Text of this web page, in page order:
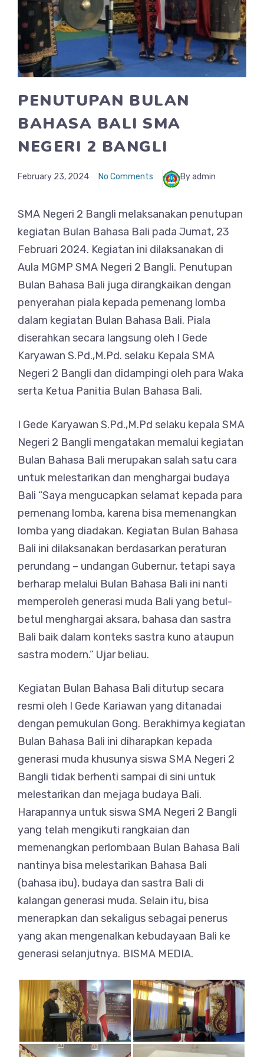
PENUTUPAN BULAN
BAHASA BALI SMA
NEGERI 2 BANGLI
February 23, 2024 No Comments By admin
SMA Negeri 2 Bangli melaksanakan penutupan
kegiatan Bulan Bahasa Bali pada Jumat, 23
Februari 2024. Kegiatan ini dilaksanakan di
Aula MGMP SMA Negeri 2 Bangli. Penutupan
Bulan Bahasa Bali juga dirangkaikan dengan
penyerahan piala kepada pemenang lomba
dalam kegiatan Bulan Bahasa Bali. Piala
diserahkan secara langsung oleh I Gede
Karyawan S.Pd.,M.Pd. selaku Kepala SMA
Negeri 2 Bangli dan didampingi oleh para Waka
serta Ketua Panitia Bulan Bahasa Bali.
I Gede Karyawan S.Pd.,M.Pd selaku kepala SMA
Negeri 2 Bangli mengatakan memalui kegiatan
Bulan Bahasa Bali merupakan salah satu cara
untuk melestarikan dan menghargai budaya
Bali “Saya mengucapkan selamat kepada para
pemenang lomba, karena bisa memenangkan
lomba yang diadakan. Kegiatan Bulan Bahasa
Bali ini dilaksanakan berdasarkan peraturan
perundang – undangan Gubernur, tetapi saya
berharap melalui Bulan Bahasa Bali ini nanti
memperoleh generasi muda Bali yang betul-
betul menghargai aksara, bahasa dan sastra
Bali baik dalam konteks sastra kuno ataupun
sastra modern.” Ujar beliau.
Kegiatan Bulan Bahasa Bali ditutup secara
resmi oleh I Gede Kariawan yang ditanadai
dengan pemukulan Gong. Berakhirnya kegiatan
Bulan Bahasa Bali ini diharapkan kepada
generasi muda khusunya siswa SMA Negeri 2
Bangli tidak berhenti sampai di sini untuk
melestarikan dan mejaga budaya Bali.
Harapannya untuk siswa SMA Negeri 2 Bangli
yang telah mengikuti rangkaian dan
memenangkan perlombaan Bulan Bahasa Bali
nantinya bisa melestarikan Bahasa Bali
(bahasa ibu), budaya dan sastra Bali di
kalangan generasi muda. Selain itu, bisa
menerapkan dan sekaligus sebagai penerus
yang akan mengenalkan kebudayaan Bali ke
generasi selanjutnya. BISMA MEDIA.